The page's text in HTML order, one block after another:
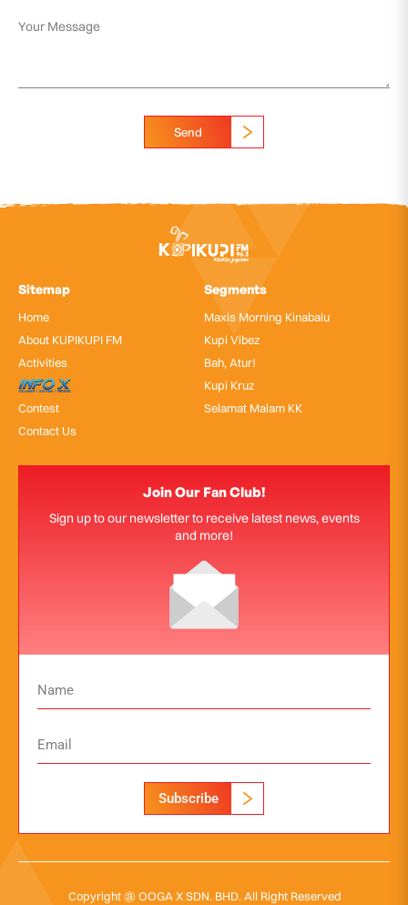
Send
Sitemap
Home
About KUPIKUPI FM
Activities
InfoX
Contest
Contact Us
Segments
Maxis Morning Kinabalu
Kupi Vibez
Bah, Atur!
Kupi Kruz
Selamat Malam KK
Join Our Fan Club!
Sign up to our newsletter to receive latest news, events
and more!
Subscribe
Copyright @ OOGA X SDN. BHD. All Right Reserved